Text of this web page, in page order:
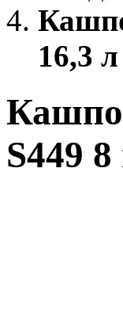
16,3
Кашпо
S449